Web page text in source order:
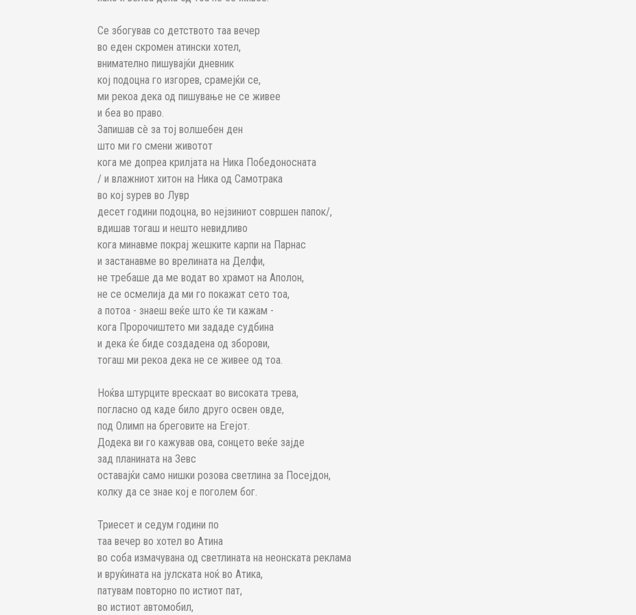
Се збогував со детството таа вечер
во еден скромен атински хотел,
внимателно пишувајќи дневник
кој подоцна го изгорев, срамејќи се,
ми рекоа дека од пишување не се живее
и беа во право.
Запишав сè за тој волшебен ден
што ми го смени животот
кога ме допреа крилјата на Ника Победоносната
/ и влажниот хитон на Ника од Самотрака
во кој ѕурев во Лувр
десет години подоцна, во нејзиниот совршен папок/,
вдишав тогаш и нешто невидливо
кога минавме покрај жешките карпи на Парнас
и застанавме во врелината на Делфи,
не требаше да ме водат во храмот на Аполон,
не се осмелија да ми го покажат сето тоа,
а потоа - знаеш веќе што ќе ти кажам -
кога Пророчиштето ми зададе судбина
и дека ќе биде создадена од зборови,
тогаш ми рекоа дека не се живее од тоа.
Ноќва штурците врескаат во високата трева,
погласно од каде било друго освен овде,
под Олимп на бреговите на Егејот.
Додека ви го кажував ова, сонцето веќе зајде
зад планината на Зевс
оставајќи само нишки розова светлина за Посејдон,
колку да се знае кој е поголем бог.
Триесет и седум години по
таа вечер во хотел во Атина
во соба измачувана од светлината на неонската реклама
и вруќината на јулската ноќ во Атика,
патувам повторно по истиот пат,
во истиот автомобил,